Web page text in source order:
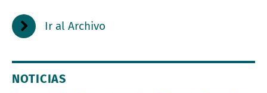
Ir al Archivo
NOTICIAS